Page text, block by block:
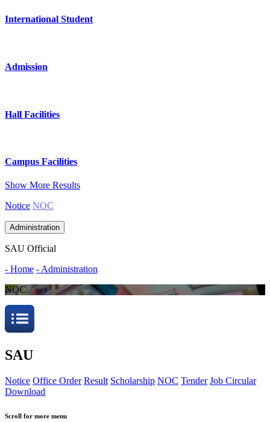
International Student
Admission
Hall Facilities
Campus Facilities
Show More Results
Notice NOC
Administration
SAU Official
- Home - Administration
NOC
SAU
Notice Office Order Result Scholarship NOC Tender Job Circular
Download
Scroll for more menu